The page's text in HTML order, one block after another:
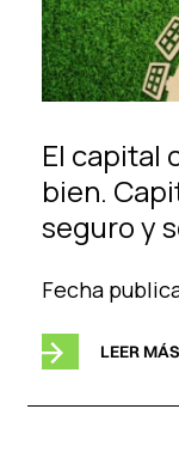
El capital
bien.
seguro y
Fecha
LEER MÁS